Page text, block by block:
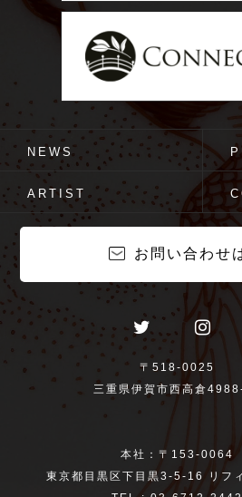
NEWS
ARTIST
お問い合わせ
〒518-0025
三重県伊賀市西高倉
本社：〒153-0064
東京都目黒区下目黒3-5-16 リフ